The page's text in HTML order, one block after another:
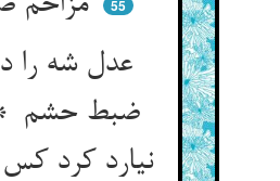
55
عدل شه را
ضبط حشم
نیارد کرد